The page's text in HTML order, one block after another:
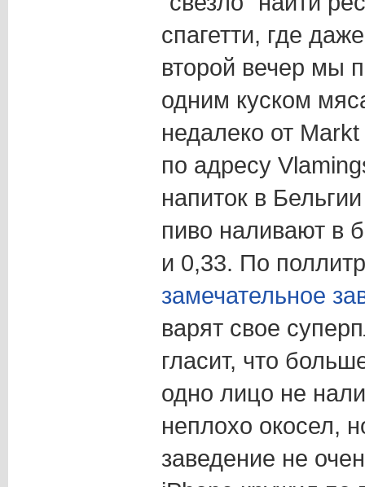
спагетти, где
второй вечер мы
одним куском
недалеко от
по адресу
напиток в
пиво наливают в
и 0,33. По
замечательное
варят свое
гласит, что
одно лицо не
неплохо окосел,
заведение не